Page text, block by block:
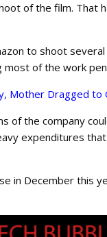
of the film. That
to shoot
of the work
Mother Dragged to
of the company
expenditures
in December this